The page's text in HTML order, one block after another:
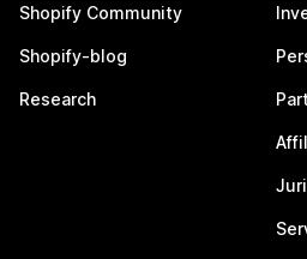
Shopify Community
Shopify-blog
Research